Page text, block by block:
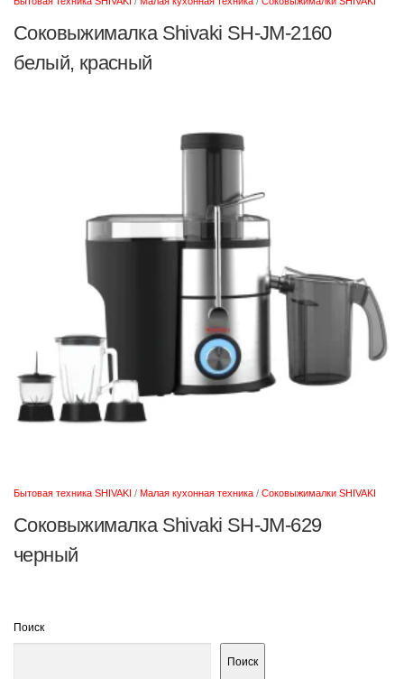
Соковыжималка Shivaki SH-JM-2160
белый, красный
Бытовая техника SHIVAKI / Малая кухонная техника / Соковыжималки SHIVAKI
Соковыжималка Shivaki SH-JM-629
черный
Поиск
Поиск